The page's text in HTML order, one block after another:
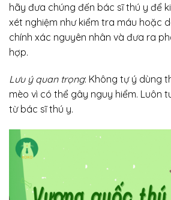
hãy đưa chúng đến bác sĩ thú y để
xét nghiệm như kiểm tra máu hoặc
chính xác nguyên nhân và đưa ra
hợp.
Lưu ý quan trọng: Không tự ý dùng
mèo vì có thể gây nguy hiểm. Luôn
từ bác sĩ thú y.